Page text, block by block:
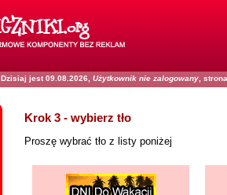
Dzisiaj jest 09.08.2026, Użytkownik nie zalogowany ,
Krok 3 - wybierz tło
Proszę wybrać tło z listy poniżej